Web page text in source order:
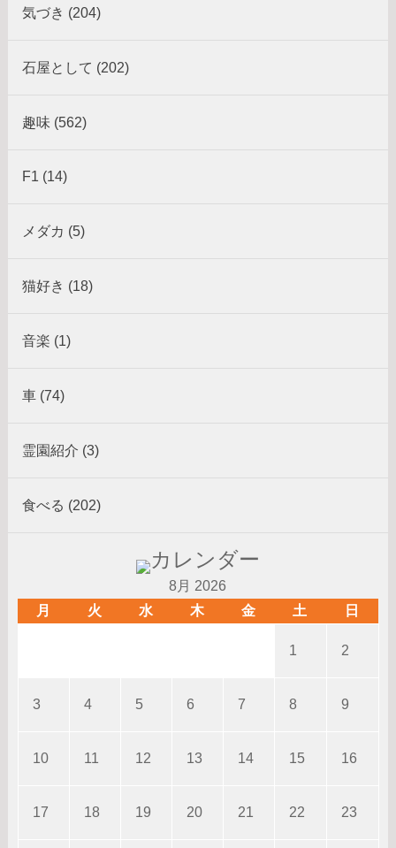
気づき (204)
石屋として (202)
趣味 (562)
F1 (14)
メダカ (5)
猫好き (18)
音楽 (1)
車 (74)
霊園紹介 (3)
食べる (202)
8月 2026
月
火 水 木 金 土 日
1 2
3 4 5 6 7 8 9
10 11 12 13 14 15 16
17 18 19 20 21 22 23